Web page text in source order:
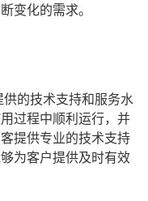
变化的需求。
的技术支持和服务水
过程中顺利运行，并
提供专业的技术支持
为客户提供及时有效